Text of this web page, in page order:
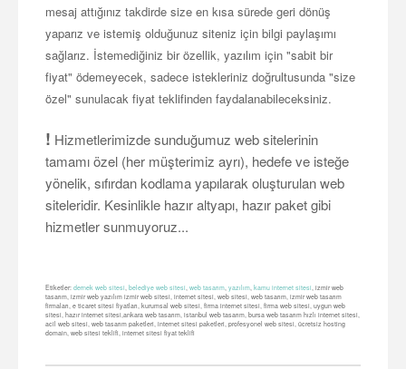
mesaj attığınız takdirde size en kısa sürede geri dönüş
yaparız ve istemiş olduğunuz siteniz için bilgi paylaşımı
sağlarız. İstemediğiniz bir özellik, yazılım için "sabit bir
fiyat" ödemeyecek, sadece istekleriniz doğrultusunda "size
özel" sunulacak fiyat teklifinden faydalanabileceksiniz.
! Hizmetlerimizde sunduğumuz web sitelerinin
tamamı özel (her müşterimiz ayrı), hedefe ve isteğe
yönelik, sıfırdan kodlama yapılarak oluşturulan web
siteleridir. Kesinlikle hazır altyapı, hazır paket gibi
hizmetler sunmuyoruz...
Etiketler: dernek web sitesi, belediye web sitesi, web tasarım, yazılım, kamu internet sitesi, izmir web
tasarım, izmir web yazılım izmir web sitesi, internet sitesi, web sitesi, web tasarım, izmir web tasarım
firmaları, e ticaret sitesi fiyatları, kurumsal web sitesi, firma internet sitesi, firma web sitesi, uygun web
sitesi, hazır internet sitesi,ankara web tasarım, istanbul web tasarım, bursa web tasarım hızlı internet sitesi,
acil web sitesi, web tasarım paketleri, internet sitesi paketleri, profesyonel web sitesi, ücretsiz hosting
domain, web sitesi teklifi, internet sitesi fiyat teklifi